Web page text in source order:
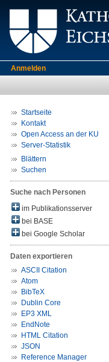
Anmelden
Startseite
Kontakt
Open Access an der KU
Server-Statistik
Blättern
Suchen
Suche nach Personen
im Publikationsserver
bei BASE
bei Google Scholar
Daten exportieren
ASCII Citation
Atom
BibTeX
Dublin Core
EP3 XML
EndNote
HTML Citation
JSON
Reference Manager